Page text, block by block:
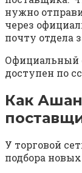
нужно
через
почту отдела
Официальный
доступен по
Как
У торговой
подбора